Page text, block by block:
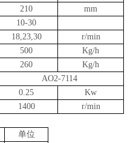
210
mm
10-30
18,23,30
r/min
500
Kg/h
260
Kg/h
AO2-7114
0.25
Kw
1400 r/min
单位